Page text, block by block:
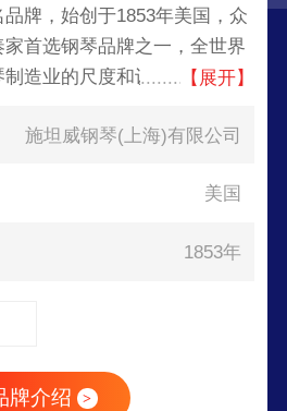
品牌，始创于1853年美国，众
首选钢琴品牌之一，全世界
造业的尺度和设计指南，在
【展开】
施坦威钢琴(上海)有限公司
美国
1853年
牌介绍 >